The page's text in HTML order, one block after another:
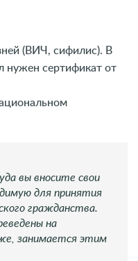
(ВИЧ, сифилис). В
нужен сертификат от
вы вносите свои
для принятия
гражданства.
на
занимается этим